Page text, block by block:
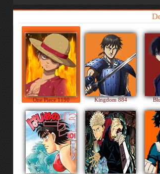
One Piece 1190 Kingdom 884